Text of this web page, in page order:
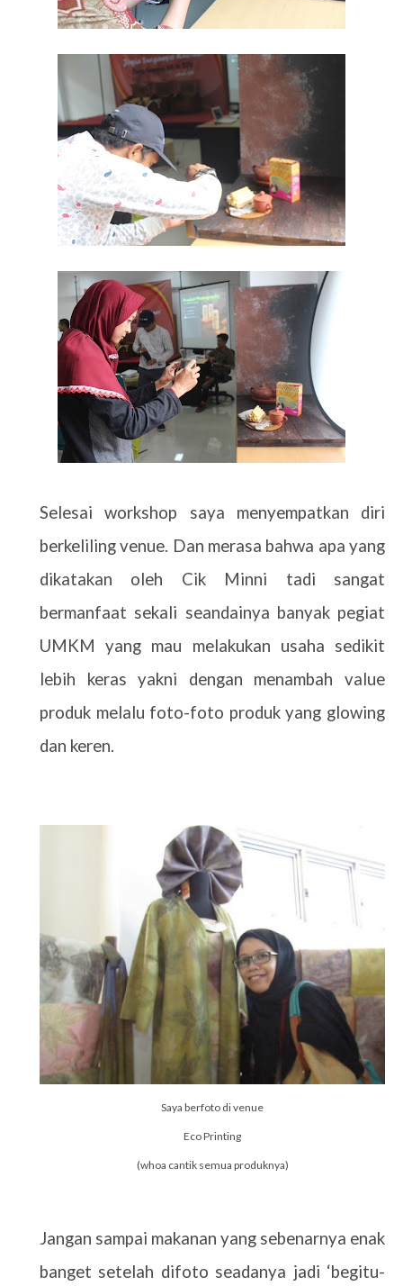
Selesai workshop saya menyempatkan diri
berkeliling venue. Dan merasa bahwa apa yang
dikatakan oleh Cik Minni tadi sangat
bermanfaat sekali seandainya banyak pegiat
UMKM yang mau melakukan usaha sedikit
lebih keras yakni dengan menambah value
produk melalu foto-foto produk yang glowing
dan keren.
Saya berfoto di venue
Eco Printing
(whoa cantik semua produknya)
Jangan sampai makanan yang sebenarnya enak
banget setelah difoto seadanya jadi ‘begitu-